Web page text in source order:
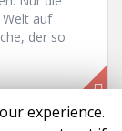
auf
der so
experience.